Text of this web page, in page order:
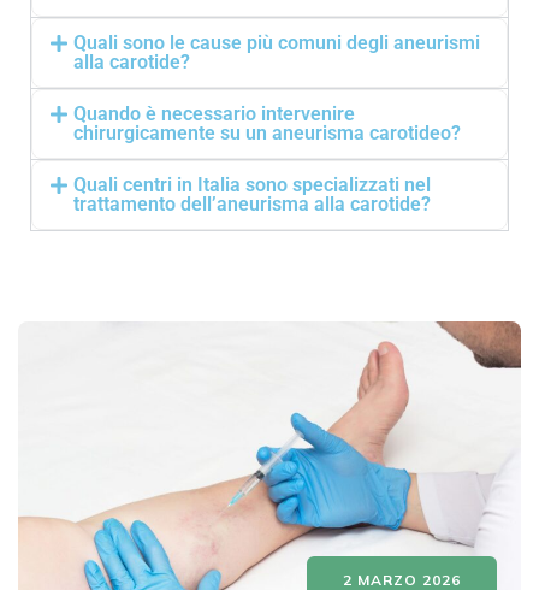
Quali sono le cause più comuni degli aneurismi
alla carotide?
Quando è necessario intervenire
chirurgicamente su un aneurisma carotideo?
Quali centri in Italia sono specializzati nel
trattamento dell’aneurisma alla carotide?
2 MARZO 2026